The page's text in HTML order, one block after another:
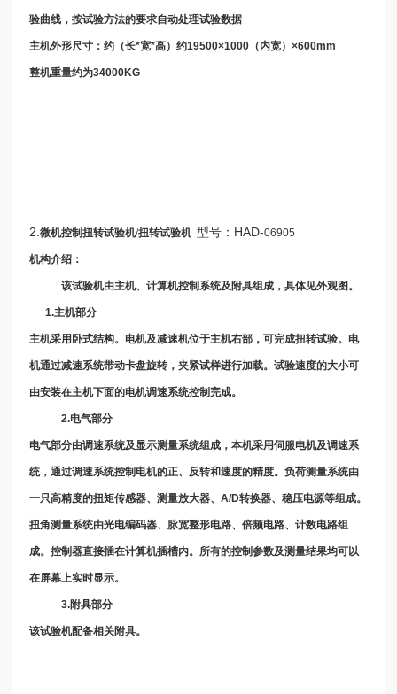
验曲线，按试验方法的要求自动处理试验数据
主机外形尺寸：约（长*宽*高）约19500×1000 （内宽）×600mm
整机重量约为34000KG
2.微机控制扭转试验机/扭转试验机型号：HAD-06905
机构介绍：
该试验机由主机、计算机控制系统及附具组成，具体见外观图。
1.主机部分
主机采用卧式结构。电机及减速机位于主机右部，可完成扭转试验。电
机通过减速系统带动卡盘旋转，夹紧试样进行加载。试验速度的大小可
由安装在主机下面的电机调速系统控制完成。
2.电气部分
电气部分由调速系统及显示测量系统组成，本机采用伺服电机及调速系
统，通过调速系统控制电机的正、反转和速度的精度。负荷测量系统由
一只高精度的扭矩传感器、测量放大器、A/D转换器、稳压电源等组成。
扭角测量系统由光电编码器、脉宽整形电路、倍频电路、计数电路组
成。控制器直接插在计算机插槽内。所有的控制参数及测量结果均可以
在屏幕上实时显示。
3.附具部分
该试验机配备相关附具。